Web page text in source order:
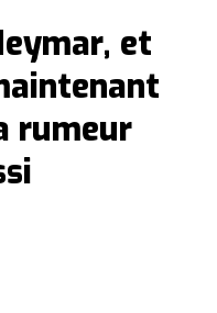
et
rumeur